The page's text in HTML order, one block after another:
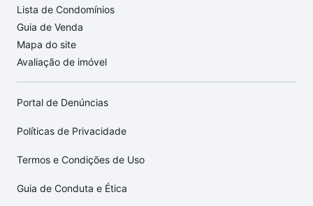
Lista de Condomínios
Guia de Venda
Mapa do site
Avaliação de imóvel
Portal de Denúncias
Políticas de Privacidade
Termos e Condições de Uso
Guia de Conduta e Ética